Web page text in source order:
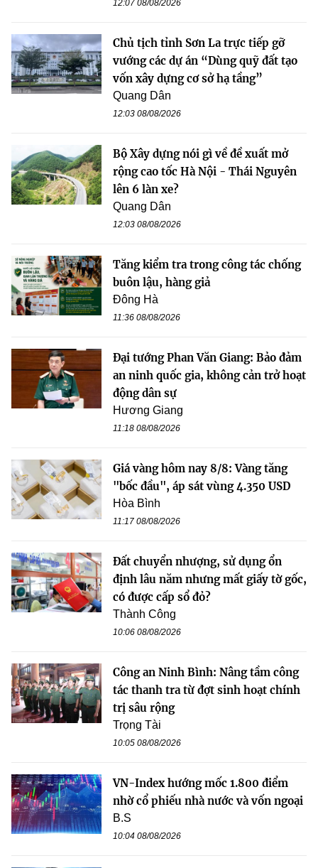
12:07 08/08/2026
Chủ tịch tỉnh Sơn La trực tiếp gỡ
vướng các dự án “Dùng quỹ đất tạo
vốn xây dựng cơ sở hạ tầng”
Quang Dân
12:03 08/08/2026
Bộ Xây dựng nói gì về đề xuất mở
rộng cao tốc Hà Nội - Thái Nguyên
lên 6 làn xe?
Quang Dân
12:03 08/08/2026
Tăng kiểm tra trong công tác chống
buôn lậu, hàng giả
Đông Hà
11:36 08/08/2026
Đại tướng Phan Văn Giang: Bảo đảm
an ninh quốc gia, không cản trở hoạt
động dân sự
Hương Giang
11:18 08/08/2026
Giá vàng hôm nay 8/8: Vàng tăng
"bốc đầu", áp sát vùng 4.350 USD
Hòa Bình
11:17 08/08/2026
Đất chuyển nhượng, sử dụng ổn
định lâu năm nhưng mất giấy tờ gốc,
có được cấp sổ đỏ?
Thành Công
10:06 08/08/2026
Công an Ninh Bình: Nâng tầm công
tác thanh tra từ đợt sinh hoạt chính
trị sâu rộng
Trọng Tài
10:05 08/08/2026
VN-Index hướng mốc 1.800 điểm
nhờ cổ phiếu nhà nước và vốn ngoại
B.S
10:04 08/08/2026